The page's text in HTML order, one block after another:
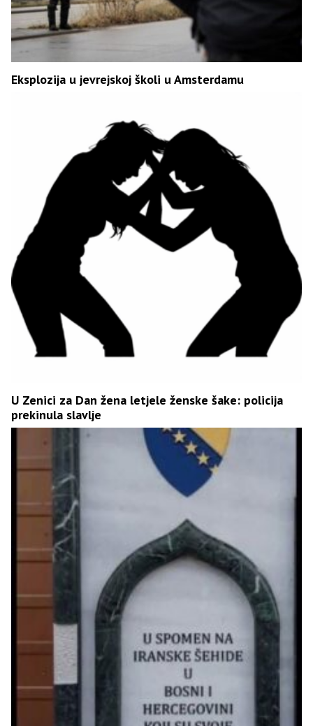
Eksplozija u jevrejskoj školi u Amsterdamu
U Zenici za Dan žena letjele ženske šake: policija
prekinula slavlje